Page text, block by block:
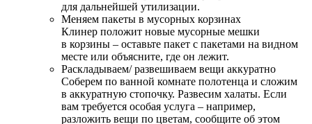
для дальнейшей утилизации.
Меняем пакеты в мусорных корзинах
Клинер положит новые мусорные мешки
в корзины – оставьте пакет с пакетами на видном
месте или объясните, где он лежит.
Раскладываем/ развешиваем вещи аккуратно
Соберем по ванной комнате полотенца и сложим
в аккуратную стопочку. Развесим халаты. Если
вам требуется особая услуга – например,
разложить вещи по цветам, сообщите об этом